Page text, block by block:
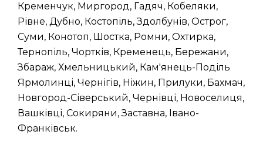
Кременчук, Миргород, Гадяч, Кобеляки,
Рівне, Дубно, Костопіль, Здолбунів, Острог,
Суми, Конотоп, Шостка, Ромни, Охтирка,
Тернопіль, Чортків, Кременець, Бережани,
Збараж, Хмельницький, Кам'янець-Поділь
Ярмолинці, Чернігів, Ніжин, Прилуки, Бахмач,
Новгород-Сіверський, Чернівці, Новоселиця,
Вашківці, Сокиряни, Заставна, Івано-
Франківськ.